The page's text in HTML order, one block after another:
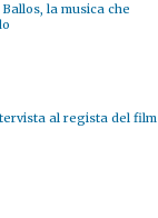
la musica che
al regista del film